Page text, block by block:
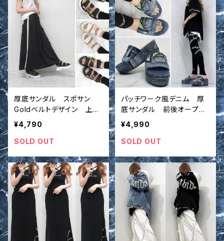
厚底サンダル スポサン
Goldベルトデザイン 上
品 シューズ 履き心地抜
群
¥4,790
SOLD OUT
パッチワーク風デニム 厚
底サンダル 前後オープ
ン シューズ
¥4,990
SOLD OUT